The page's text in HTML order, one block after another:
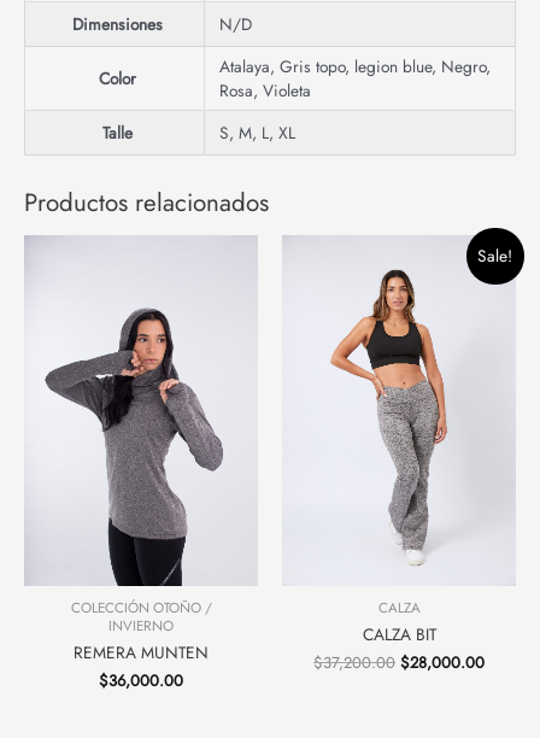
Dimensiones
N/D
Color Atalaya,Gris topo, legion blue, Negro,
Rosa,Violeta
Talle
S,M, L,XL
Productos relacionados
COLECCIÓN OTOÑO /
INVIERNO
REMERA MUNTEN
$36,000.00
Sale!
CALZA
CALZA BIT
$37,200.00
was:
$37,200.00.
$28,000.00
Current
price
is: